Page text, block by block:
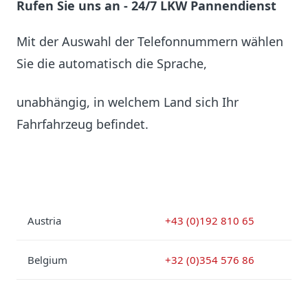
Rufen Sie uns an - 24/7 LKW Pannendienst
Mit der Auswahl der Telefonnummern wählen
Sie die automatisch die Sprache,
unabhängig, in welchem Land sich Ihr
Fahrfahrzeug befindet.
Austria +43 (0)192 810 65
Belgium +32 (0)354 576 86